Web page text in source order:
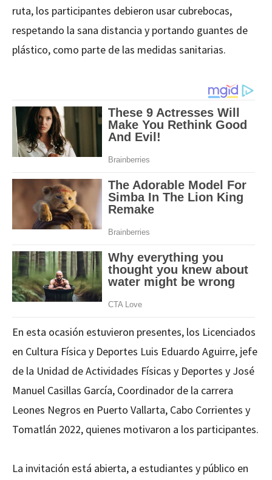
ruta, los participantes debieron usar cubrebocas,
respetando la sana distancia y portando guantes de
plástico, como parte de las medidas sanitarias.
En esta ocasión estuvieron presentes, los Licenciados
en Cultura Física y Deportes Luis Eduardo Aguirre, jefe
de la Unidad de Actividades Físicas y Deportes y José
Manuel Casillas García, Coordinador de la carrera
Leones Negros en Puerto Vallarta, Cabo Corrientes y
Tomatlán 2022, quienes motivaron a los participantes.
La invitación está abierta, a estudiantes y público en